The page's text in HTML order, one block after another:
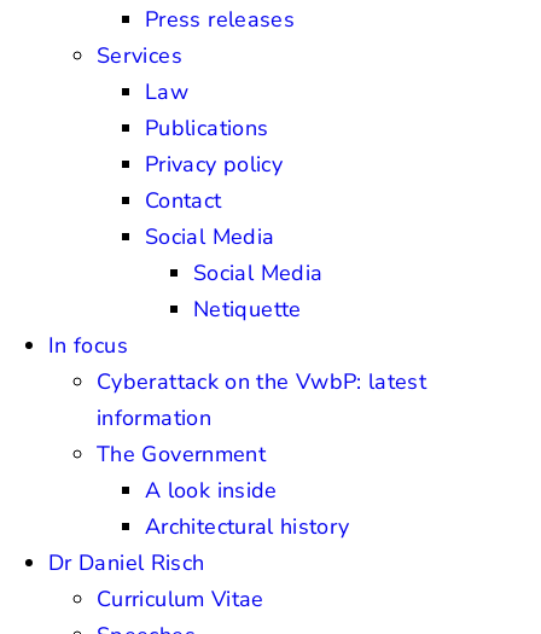
Press releases
Services
Law
Publications
Privacy policy
Contact
Social Media
Social Media
Netiquette
In focus
Cyberattack on the VwbP: latest
information
The Government
A look inside
Architectural history
Dr Daniel Risch
Curriculum Vitae